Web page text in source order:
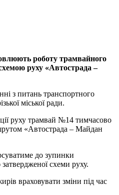
роботу трамвайного
руху «Автострада –
з питань транспортного
міської ради.
руху трамвай №14 тимчасово
«Автострада – Майдан
до зупинки
схеми руху.
враховувати зміни під час